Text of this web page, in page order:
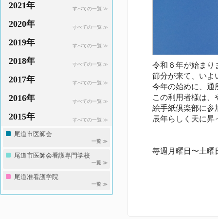
令和６年が始まり
節分が来て、いよ
今年の始めに、通
この利用者様は
絵手紙倶楽部に参
辰年らしく天に
毎週月曜日〜土
2021年 すべての一覧 ≫
2020年 すべての一覧 ≫
2019年 すべての一覧 ≫
2018年 すべての一覧 ≫
2017年 すべての一覧 ≫
2016年 すべての一覧 ≫
2015年 すべての一覧 ≫
尾道市医師会
一覧 ≫
尾道市医師会看護専門学校
一覧 ≫
尾道准看護学院
一覧 ≫